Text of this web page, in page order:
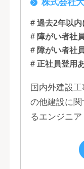
知, 大阪,
福岡
株式会社
# 過去2年以
# 障がい者社
# 障がい者社
# 正社員登用
国内外建設
の他建設に
るエンジニ